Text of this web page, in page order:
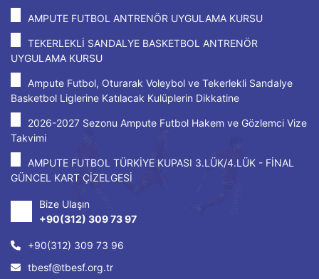
AMPUTE FUTBOL ANTRENÖR UYGULAMA KURSU
TEKERLEKLİ SANDALYE BASKETBOL ANTRENÖR
UYGULAMA KURSU
Ampute Futbol, Oturarak Voleybol ve Tekerlekli Sandalye
Basketbol Liglerine Katılacak Kulüplerin Dikkatine
2026-2027 Sezonu Ampute Futbol Hakem ve Gözlemci Vize
Takvimi
AMPUTE FUTBOL TÜRKİYE KUPASI 3.LÜK/4.LÜK - FİNAL
GÜNCEL KART ÇİZELGESİ
Bize Ulaşın
+90(312) 309 73 97
+90(312) 309 73 96
tbesf@tbesf.org.tr